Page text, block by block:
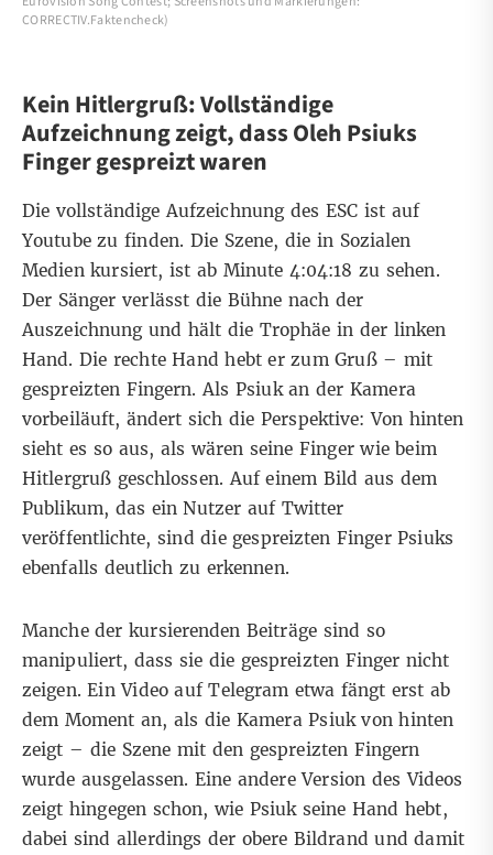
CORRECTIV.Faktencheck)
Kein Hitlergruß: Vollständige
Aufzeichnung zeigt, dass Oleh Psiuks
Finger gespreizt waren
Die vollständige Aufzeichnung des ESC ist auf
Youtube zu finden. Die Szene, die in Sozialen
Medien kursiert, ist ab Minute 4:04:18 zu sehen.
Der Sänger verlässt die Bühne nach der
Auszeichnung und hält die Trophäe in der linken
Hand. Die rechte Hand hebt er zum Gruß – mit
gespreizten Fingern. Als Psiuk an der Kamera
vorbeiläuft, ändert sich die Perspektive: Von hinten
sieht es so aus, als wären seine Finger wie beim
Hitlergruß geschlossen. Auf einem Bild aus dem
Publikum, das ein Nutzer auf Twitter
veröffentlichte, sind die gespreizten Finger Psiuks
ebenfalls deutlich zu erkennen.
Manche der kursierenden Beiträge sind so
manipuliert, dass sie die gespreizten Finger nicht
zeigen. EinVideo auf Telegram etwa fängt erst ab
dem Moment an, als die Kamera Psiuk von hinten
zeigt – die Szene mit den gespreizten Fingern
wurde ausgelassen. Eine andere Version des Videos
zeigt hingegen schon, wie Psiuk seine Hand hebt,
dabei sind allerdings der obere Bildrand und damit